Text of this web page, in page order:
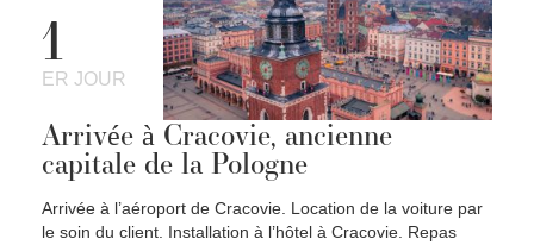
1
ER JOUR
Arrivée à Cracovie, ancienne
capitale de la Pologne
Arrivée à l’aéroport de Cracovie. Location de la voiture par
le soin du client. Installation à l’hôtel à Cracovie. Repas